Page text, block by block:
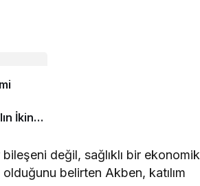
İkinci
bileşeni değil, sağlıklı bir ekonomik
belirten Akben, katılım